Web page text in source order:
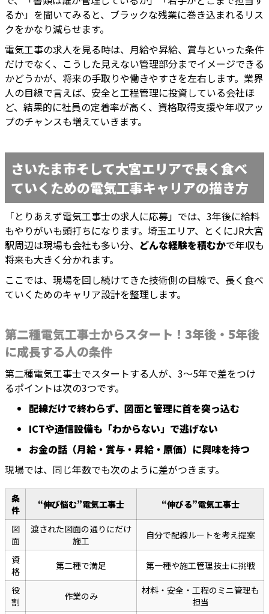
るか」を聞いてみると、ブラックな残業に巻き込まれるリス
クをかなり減らせます。
電気工事の求人を見る時は、月給や昇給、賞与といった条件
だけでなく、こうした見えない管理部分までイメージできる
かどうかが、将来の手取りや働きやすさを左右します。業界
人の目線で言えば、安全と工程管理に投資している会社ほ
ど、結果的に社員の定着率が高く、資格取得支援や年収アッ
プのチャンスも増えていきます。
さいたま市そして大宮エリアで長く食べ
ていくための電気工事キャリアの描き方
「とりあえず電気工事士の求人に応募」では、3年後に給料
もやりがいも頭打ちになります。埼玉エリア、とくにJR大宮
駅周辺は現場も会社も多い分、 どんな経験を積むかで年収も
将来も大きく分かれます。
ここでは、現場を回し続けてきた技術側の目線で、長く食べ
ていくためのキャリア設計を整理します。
第二種電気工事士からスタート！3年後・5年後
に成長する人の条件
第二種電気工事士でスタートする人が、3〜5年で差をつけ
るポイントは次の3つです。
配線だけで終わらず、図面と管理に首を突っ込む
ICTや通信設備も「わからない」で逃げない
お金の話（月給・賞与・昇給・原価）に興味を持つ
現場では、同じ年数でも次のように差がつきます。
条
件
“伸び悩む”電気工事士 “伸びる”電気工事士
図
面
渡された図面の通りにだけ
施工
自分で配線ルートを考え提案
資
格
第二種で満足 第一種や施工管理技士に挑戦
役
割
作業のみ
材料・安全・工程のミニ管理も
担当